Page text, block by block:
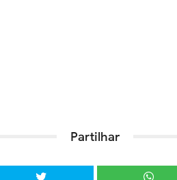
Partilhar